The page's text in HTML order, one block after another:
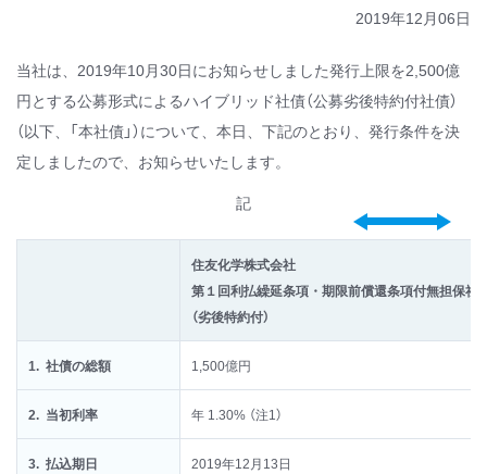
2019年12月06日
当社は、2019年10月30日にお知らせしました発行上限を2,500億
円とする公募形式によるハイブリッド社債（公募劣後特約付社債）
（以下、「本社債」）について、本日、下記のとおり、発行条件を決
定しましたので、お知らせいたします。
記
住友化学株式会社
第１回利払繰延条項・期限前償還条項付無担保社
（劣後特約付）
1. 社債の総額 1,500億円
2. 当初利率 年 1.30% （注1）
3. 払込期日 2019年12月13日